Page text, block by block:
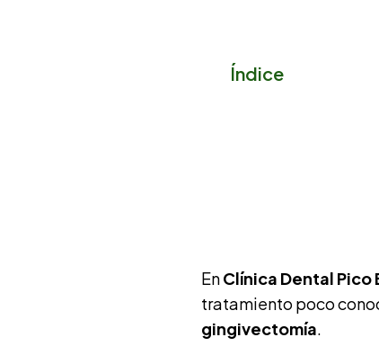
Índice
EnClínica Dental Pico
tratamiento poco
gingivectomía.